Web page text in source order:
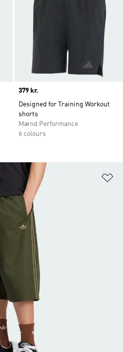
Price
379 kr.
Designed for Training Workout
shorts
Mænd Performance
6 colours